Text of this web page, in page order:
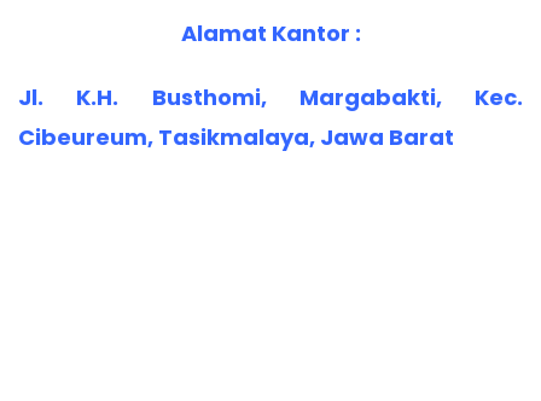
Alamat Kantor :
Jl. K.H. Busthomi, Margabakti, Kec.
Cibeureum, Tasikmalaya, Jawa Barat